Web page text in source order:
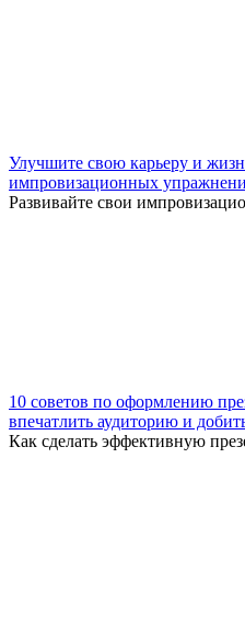
Улучшите свою карьеру и
импровизационных
Развивайте свои
10 советов по оформлению
впечатлить аудиторию и
Как сделать эффективную